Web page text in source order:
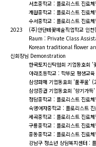
서초중학교 : 플로리스트 진로체
개원중학교 : 플로리스트 진로체
수서중학교 : 플로리스트 진로체
2023 (주)안단테꽃예술직업학교 인
Raum : Private Class
Korean traditional flower
신회장님 Demonstration
한국토지신탁협회 기업동호회 '
아라초등학교 : 학부모 평생교육
삼성화재 기업동호회 '풀푸울'
삼성증권 기업동호회 '향기가득'
청담중학교 : 플로리스트 진로체
숙명여자중학교 : 플로리스트 진
세곡중학교 : 플로리스트 진로체
구룡중학교 : 플로리스트 진로체
중동중학교 : 플로리스트 진로체
강남구 청소년 상담복지센터 : 플